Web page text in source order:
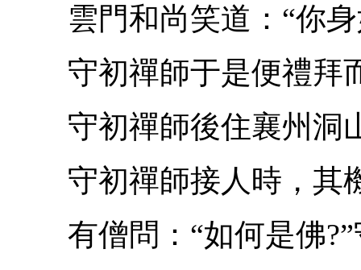
雲門和尚笑道：“你身
守初禪師于是便禮拜
守初禪師後住襄州洞
守初禪師接人時，其
有僧問：“如何是佛?”